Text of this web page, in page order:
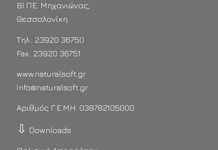
ΒΙ.ΠΕ. Μηχανιώνας,
Θεσσαλονίκη
Τηλ.: 23920 36750
Fax.: 23920 36751
www.naturalsoft.gr
info@naturalsoft.gr
Αριθμός Γ.Ε.ΜΗ: 038782105000
⇩ Downloads